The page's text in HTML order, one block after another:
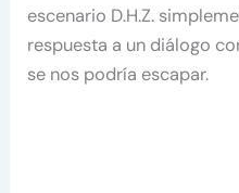
escenario D.H.Z.
respuesta a un diálogo
se nos podría escapar.